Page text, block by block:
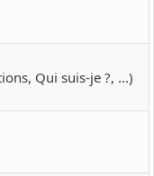
Qui suis-je ?, ...)